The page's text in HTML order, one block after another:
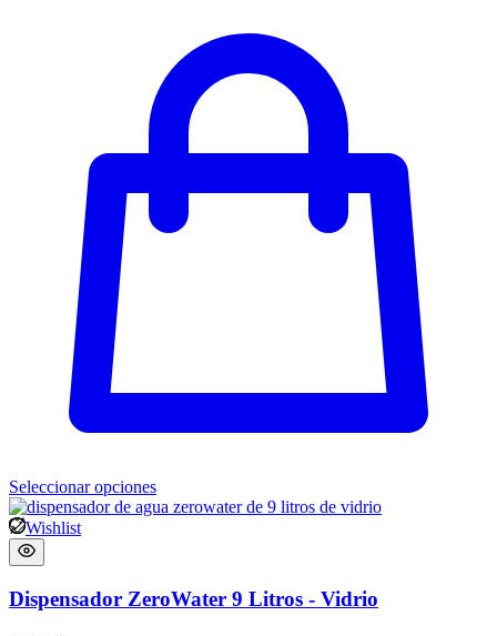
Seleccionar opciones
Wishlist
Dispensador ZeroWater 9 Litros - Vidrio